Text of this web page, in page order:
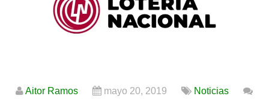
Aitor Ramos mayo 20, 2019
Noticias